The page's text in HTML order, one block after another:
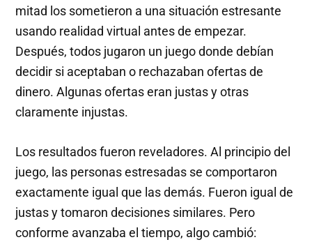
mitad los sometieron a una situación estresante
usando realidad virtual antes de empezar.
Después, todos jugaron un juego donde debían
decidir si aceptaban o rechazaban ofertas de
dinero. Algunas ofertas eran justas y otras
claramente injustas.
Los resultados fueron reveladores. Al principio del
juego, las personas estresadas se comportaron
exactamente igual que las demás. Fueron igual de
justas y tomaron decisiones similares. Pero
conforme avanzaba el tiempo, algo cambió: